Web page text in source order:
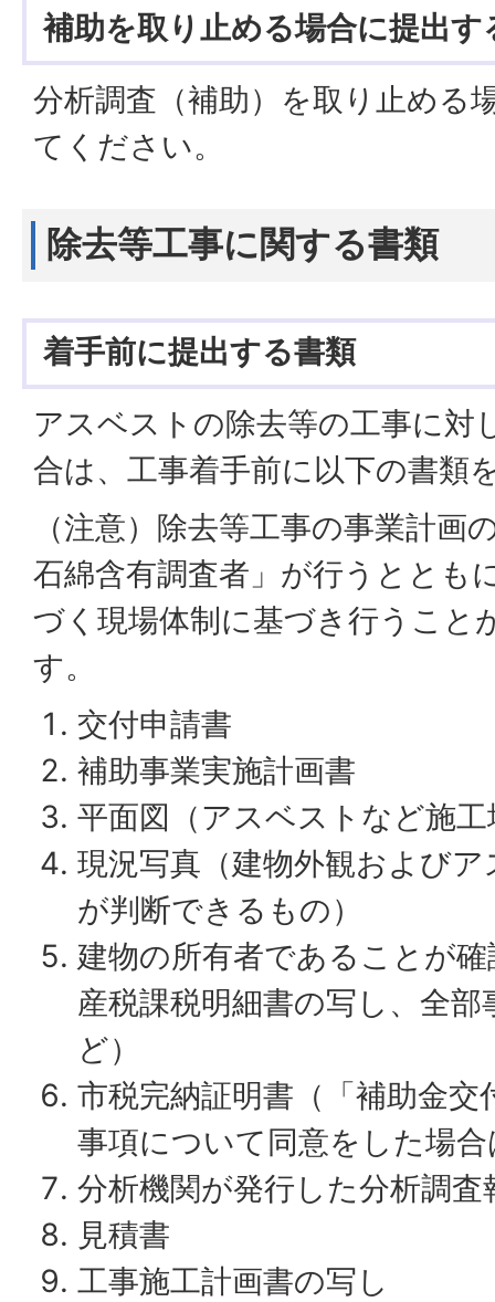
補助を取り止める場合に提出す
分析調査（補助）を取り止める
てください。
除去等工事に関する書類
着手前に提出する書類
アスベストの除去等の工事に対
合は、工事着手前に以下の書類
（注意）除去等工事の事業計画
石綿含有調査者」が行うととも
づく現場体制に基づき行うこと
す。
交付申請書
補助事業実施計画書
平面図（アスベストなど施
現況写真（建物外観および
が判断できるもの）
建物の所有者であることが
産税課税明細書の写し、全
ど）
市税完納証明書（「補助金交
事項について同意をした場
分析機関が発行した分析調査
見積書
工事施工計画書の写し